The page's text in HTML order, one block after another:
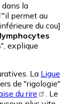
dans la
permet au
du cou]
lymphocytes
", explique
La Ligue
de "rigologie"
du rire
. Le